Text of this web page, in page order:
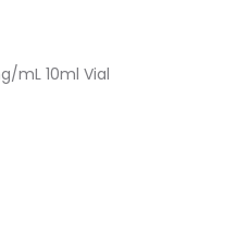
mL 10ml Vial